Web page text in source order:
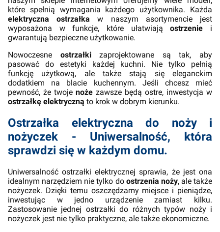
które spełnią wymagania każdego użytkownika. Każda
elektryczna ostrzałka w naszym asortymencie jest
wyposażona w funkcje, które ułatwiająostrzenie i
gwarantują bezpieczne użytkowanie.
Nowoczesne ostrzałkizaprojektowane są tak, aby
pasować do estetyki każdej kuchni. Nie tylko pełnią
funkcję użytkową, ale także stają się eleganckim
dodatkiem na blacie kuchennym. Jeśli chcesz mieć
pewność, że twoje noże zawsze będą ostre, inwestycja w
ostrzałkę elektryczną to krok w dobrym kierunku.
Ostrzałka elektryczna do noży i
nożyczek - Uniwersalność, która
sprawdzi się w każdym domu.
Uniwersalność ostrzałki elektrycznej sprawia, że jest ona
idealnym narzędziem nie tylko do ostrzenia noży, ale także
nożyczek. Dzięki temu oszczędzamy miejsce i pieniądze,
inwestując w jedno urządzenie zamiast kilku.
Zastosowanie jednej ostrzałki do różnych typów noży i
nożyczek jest nie tylko praktyczne, ale także ekonomiczne.